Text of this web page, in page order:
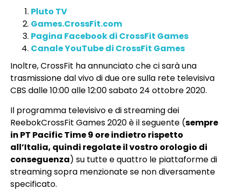
Pluto TV
Games.CrossFit.com
Pagina Facebook di CrossFit Games
Canale YouTube di CrossFit Games
Inoltre, CrossFit ha annunciato che ci sarà una
trasmissione dal vivo di due ore sulla rete televisiva
CBS dalle 10:00 alle 12:00 sabato 24 ottobre 2020.
Il programma televisivo e di streaming dei
ReebokCrossFit Games 2020 è il seguente (sempre
in PT Pacific Time 9 ore indietro rispetto
all’Italia, quindi regolate il vostro orologio di
conseguenza) su tutte e quattro le piattaforme di
streaming sopra menzionate se non diversamente
specificato.